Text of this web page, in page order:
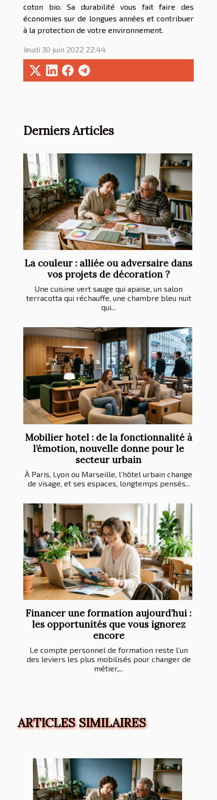
coton bio. Sa durabilité vous fait faire des
économies sur de longues années et contribuer
à la protection de votre environnement.
Jeudi 30 juin 2022 22:44
Derniers Articles
La couleur : alliée ou adversaire dans
vos projets de décoration ?
Une cuisine vert sauge qui apaise, un salon
terracotta qui réchauffe, une chambre bleu nuit
qui...
Mobilier hotel : de la fonctionnalité à
l’émotion, nouvelle donne pour le
secteur urbain
À Paris, Lyon ou Marseille, l’hôtel urbain change
de visage, et ses espaces, longtemps pensés...
Financer une formation aujourd’hui :
les opportunités que vous ignorez
encore
Le compte personnel de formation reste l’un
des leviers les plus mobilisés pour changer de
métier,...
ARTICLES SIMILAIRES